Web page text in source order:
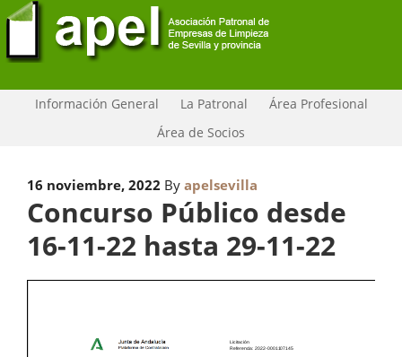
Información General La Patronal
Área Profesional
Área de Socios
16 noviembre, 2022 By apelsevilla
Concurso Público desde
16-11-22 hasta 29-11-22